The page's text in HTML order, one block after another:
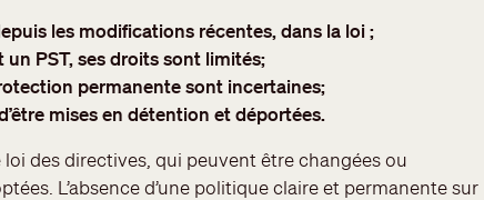
les modifications récentes, dans la loi ;
PST, ses droits sont limités;
permanente sont incertaines;
mises en détention et déportées.
des directives, qui peuvent être changées ou
L’absence d’une politique claire et permanente sur